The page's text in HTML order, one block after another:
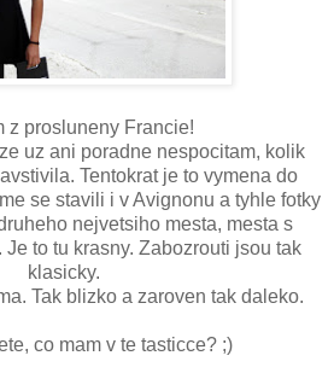
z prosluneny Francie!
uz ani poradne nespocitam, kolik
Tentokrat je to vymena do
se stavili i v Avignonu a tyhle fotky
nejvetsiho mesta, mesta s
to tu krasny. Zabozrouti jsou tak
klasicky.
Tak blizko a zaroven tak daleko.
co mam v te tasticce? ;)